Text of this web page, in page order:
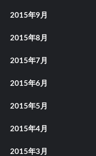
2015年9月
2015年8月
2015年7月
2015年6月
2015年5月
2015年4月
2015年3月